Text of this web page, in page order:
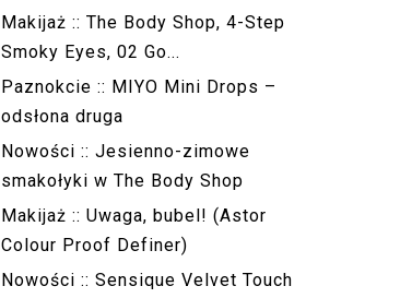
Makijaż :: The Body Shop, 4-Step
Smoky Eyes, 02 Go...
Paznokcie :: MIYO Mini Drops –
odsłona druga
Nowości :: Jesienno-zimowe
smakołyki w The Body Shop
Makijaż :: Uwaga, bubel! (Astor
Colour Proof Definer)
Nowości :: Sensique Velvet Touch